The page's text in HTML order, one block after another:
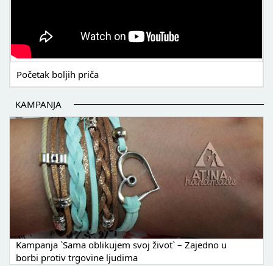
Početak boljih priča
KAMPANJA
Kampanja `Sama oblikujem svoj život` – Zajedno u
borbi protiv trgovine ljudima